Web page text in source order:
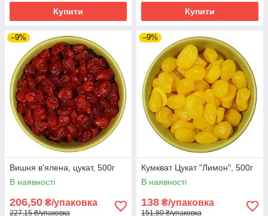
Купити Купити
–9%
Вишня в'ялена, цукат, 500г
В наявності
206,50 ₴/упаковка
227,15 ₴/упаковка
–9%
Кумкват Цукат "Лимон", 500г
В наявності
138 ₴/упаковка
151,80 ₴/упаковка